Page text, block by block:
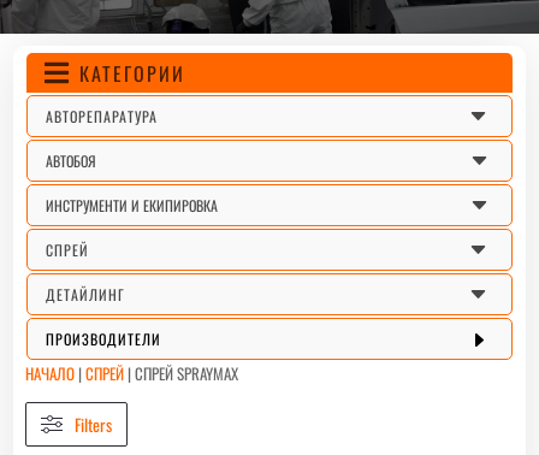
 КАТЕГОРИИ
C
АВТОРЕПАРАТУРА
C
АВТОБОЯ
C
ИНСТРУМЕНТИ И ЕКИПИРОВКА
C
СПРЕЙ
C
ДЕТАЙЛИНГ
E
ПРОИЗВОДИТЕЛИ
НАЧАЛО |СПРЕЙ |СПРЕЙ SPRAYMAX
Filters